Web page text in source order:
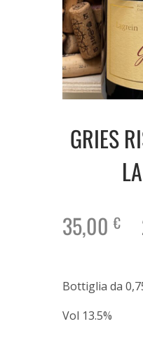
GRIES
35,00€
Bottiglia da
Vol 13.5%